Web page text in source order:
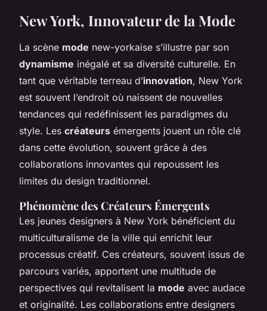
New York, Innovateur de la Mode
La scène mode new-yorkaise s’illustre par son
dynamisme inégalé et sa diversité culturelle. En
tant que véritable terreau d’innovation, New York
est souvent l’endroit où naissent de nouvelles
tendances qui redéfinissent les paradigmes du
style. Les créateurs émergents jouent un rôle clé
dans cette évolution, souvent grâce à des
collaborations innovantes qui repoussent les
limites du design traditionnel.
Phénomène des Créateurs Émergents
Les jeunes designers à New York bénéficient du
multiculturalisme de la ville qui enrichit leur
processus créatif. Ces créateurs, souvent issus de
parcours variés, apportent une multitude de
perspectives qui revitalisent la mode avec audace
et originalité. Les collaborations entre designers